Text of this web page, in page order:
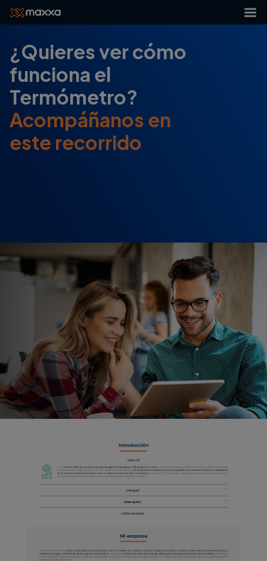
¿Quieres ver cómo
funciona el
Termómetro?
Acompáñanos en
este recorrido